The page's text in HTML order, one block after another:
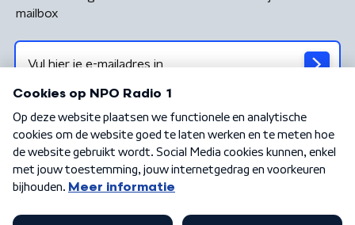
mailbox
Algemene voorwaarden